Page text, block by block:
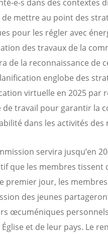
e-s dans des contextes
de mettre au point des
pour les régler avec
des travaux de la
de la reconnaissance de
englobe des
virtuelle en 2025 par
de travail pour garantir la
dans les activités des
servira jusqu’en
que les membres tissent
premier jour, les
des jeunes
œcuméniques
et de leur pays. Le